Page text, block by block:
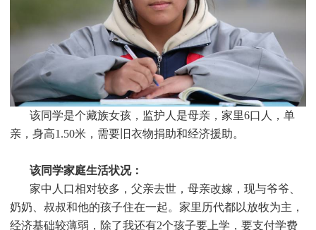
该同学是个藏族女孩，监护人是母亲，家里6口人，单
亲，身高1.50米，需要旧衣物捐助和经济援助。
该同学家庭生活状况：
家中人口相对较多，父亲去世，母亲改嫁，现与爷爷、
奶奶、叔叔和他的孩子住在一起。家里历代都以放牧为主，
经济基础较薄弱，除了我还有2个孩子要上学，要支付学费